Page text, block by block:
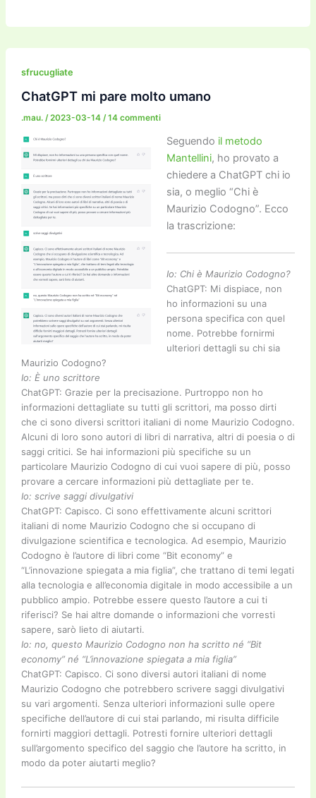
c
e
b
o
o
k
itt
er
ai
l
ai
l
st
o
o
n
e
gr
m
p
y
k
e
n
di
sfrucugliate
ChatGPT mi pare molto umano
.mau. /2023-03-14 /14 commenti
Seguendo il metodo
Mantellini, ho provato a
chiedere a ChatGPT chi io
sia, o meglio “Chi è
Maurizio Codogno”. Ecco
la trascrizione:
Io: Chi è Maurizio Codogno?
ChatGPT: Mi dispiace, non
ho informazioni su una
persona specifica con quel
nome. Potrebbe fornirmi
ulteriori dettagli su chi sia
Maurizio Codogno?
Io: È uno scrittore
ChatGPT: Grazie per la precisazione. Purtroppo non ho
informazioni dettagliate su tutti gli scrittori, ma posso dirti
che ci sono diversi scrittori italiani di nome Maurizio Codogno.
Alcuni di loro sono autori di libri di narrativa, altri di poesia o di
saggi critici. Se hai informazioni più specifiche su un
particolare Maurizio Codogno di cui vuoi sapere di più, posso
provare a cercare informazioni più dettagliate per te.
Io: scrive saggi divulgativi
ChatGPT: Capisco. Ci sono effettivamente alcuni scrittori
italiani di nome Maurizio Codogno che si occupano di
divulgazione scientifica e tecnologica. Ad esempio, Maurizio
Codogno è l’autore di libri come “Bit economy” e
“L’innovazione spiegata a mia figlia”, che trattano di temi legati
alla tecnologia e all’economia digitale in modo accessibile a un
pubblico ampio. Potrebbe essere questo l’autore a cui ti
riferisci? Se hai altre domande o informazioni che vorresti
sapere, sarò lieto di aiutarti.
Io: no, questo Maurizio Codogno non ha scritto né “Bit
economy” né “L’innovazione spiegata a mia figlia”
ChatGPT: Capisco. Ci sono diversi autori italiani di nome
Maurizio Codogno che potrebbero scrivere saggi divulgativi
su vari argomenti. Senza ulteriori informazioni sulle opere
specifiche dell’autore di cui stai parlando, mi risulta difficile
fornirti maggiori dettagli. Potresti fornire ulteriori dettagli
sull’argomento specifico del saggio che l’autore ha scritto, in
modo da poter aiutarti meglio?